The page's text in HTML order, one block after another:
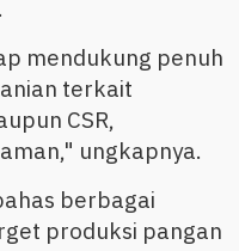
mendukung penuh
terkait
CSR,
ungkapnya.
berbagai
produksi pangan